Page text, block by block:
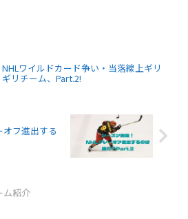
NHLワイルドカード争い・当落線上ギリ
ギリチーム、Part.2!
フ進出する
ム紹介